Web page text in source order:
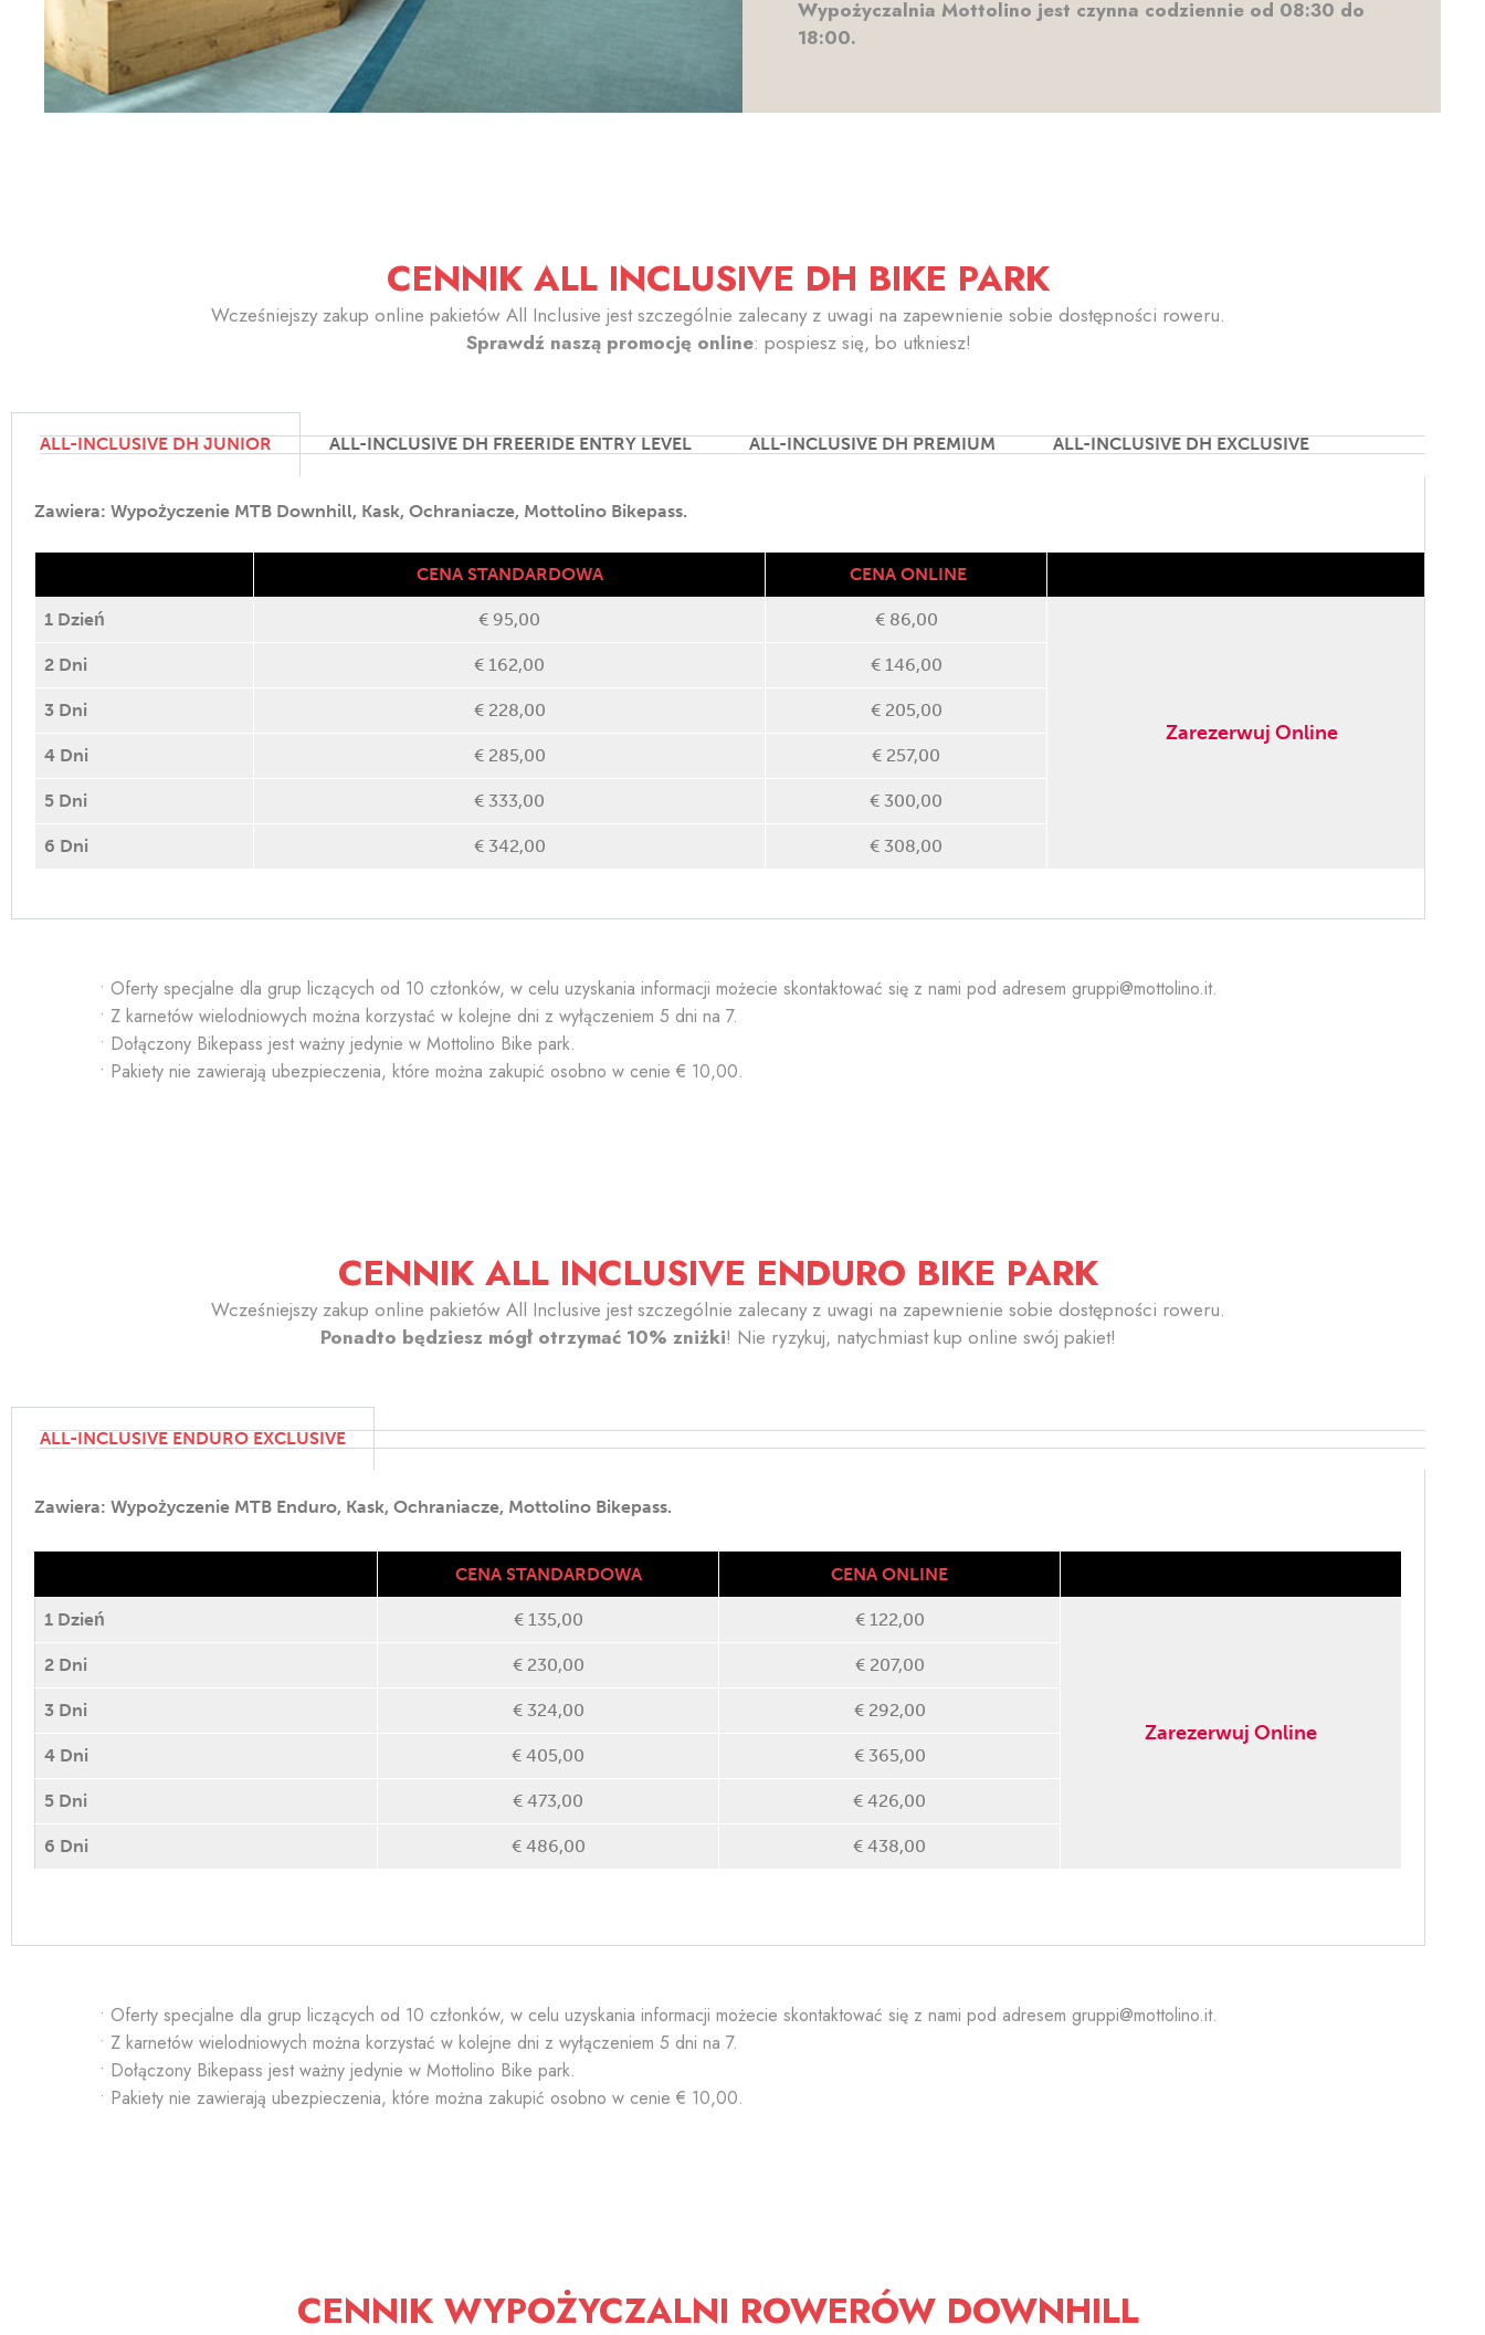
Wypożyczalnia Mottolino jest czynna codziennie od 08:30 do
18:00.
CENNIK ALL INCLUSIVE DH BIKE PARK
Wcześniejszy zakup online pakietów All Inclusive jest szczególnie zalecany z uwagi na zapewnienie sobie dostępności roweru.
Sprawdź naszą promocję online: pospiesz się, bo utkniesz!
ALL-INCLUSIVE DH JUNIOR ALL-INCLUSIVE DH FREERIDE ENTRY LEVEL ALL-INCLUSIVE DH PREMIUM ALL-INCLUSIVE DH EXCLUSIVE
Zawiera: Wypożyczenie MTB Downhill, Kask, Ochraniacze, Mottolino Bikepass.
CENA STANDARDOWA CENA ONLINE
1 Dzień € 95,00 € 86,00
Zarezerwuj Online
2 Dni € 162,00 € 146,00
3 Dni € 228,00 € 205,00
4 Dni € 285,00 € 257,00
5 Dni € 333,00 € 300,00
6 Dni € 342,00 € 308,00
• Oferty specjalne dla grup liczących od 10 członków, w celu uzyskania informacji możecie skontaktować się z nami pod adresem gruppi@mottolino.it.
• Z karnetów wielodniowych można korzystać w kolejne dni z wyłączeniem 5 dni na 7.
• Dołączony Bikepass jest ważny jedynie w Mottolino Bike park.
• Pakiety nie zawierają ubezpieczenia, które można zakupić osobno w cenie € 10,00.
CENNIK ALL INCLUSIVE ENDURO BIKE PARK
Wcześniejszy zakup online pakietów All Inclusive jest szczególnie zalecany z uwagi na zapewnienie sobie dostępności roweru.
Ponadto będziesz mógł otrzymać 10% zniżki! Nie ryzykuj, natychmiast kup online swój pakiet!
ALL-INCLUSIVE ENDURO EXCLUSIVE
Zawiera: Wypożyczenie MTB Enduro, Kask, Ochraniacze, Mottolino Bikepass.
CENA STANDARDOWA CENA ONLINE
1 Dzień € 135,00 € 122,00
Zarezerwuj Online
2 Dni € 230,00 € 207,00
3 Dni € 324,00 € 292,00
4 Dni € 405,00 € 365,00
5 Dni € 473,00 € 426,00
6 Dni € 486,00 € 438,00
• Oferty specjalne dla grup liczących od 10 członków, w celu uzyskania informacji możecie skontaktować się z nami pod adresem gruppi@mottolino.it.
• Z karnetów wielodniowych można korzystać w kolejne dni z wyłączeniem 5 dni na 7.
• Dołączony Bikepass jest ważny jedynie w Mottolino Bike park.
• Pakiety nie zawierają ubezpieczenia, które można zakupić osobno w cenie € 10,00.
CENNIK WYPOŻYCZALNI ROWERÓW DOWNHILL